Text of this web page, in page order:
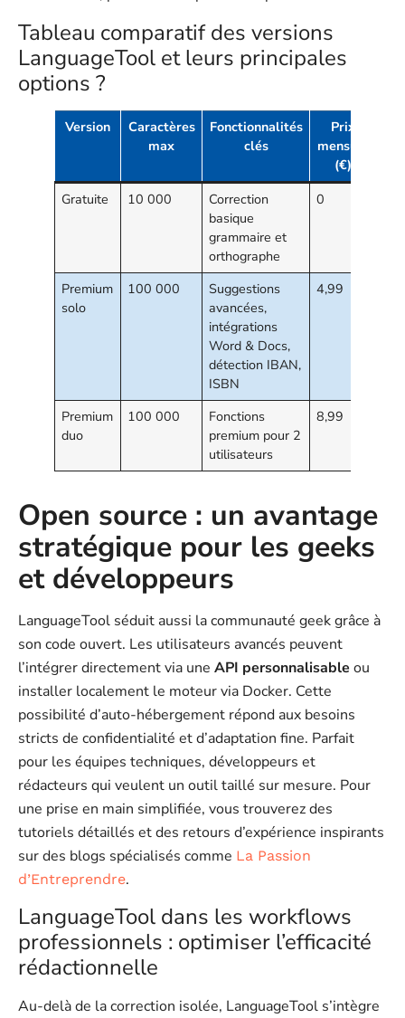
Tableau comparatif des versions
LanguageTool et leurs principales
options ?
Version
Caractères
max
Fonctionnalités
clés
Prix
mensuel
(€)
Gratuite
10 000
Correction
basique
grammaire et
orthographe
0
Premium
solo
100 000
Suggestions
avancées,
intégrations
Word & Docs,
détection IBAN,
ISBN
4,99
Premium
duo
100 000
Fonctions
premium pour 2
utilisateurs
8,99
Open source : un avantage
stratégique pour les geeks
et développeurs
LanguageTool séduit aussi la communauté geek grâce à
son code ouvert. Les utilisateurs avancés peuvent
l’intégrer directement via une API personnalisable ou
installer localement le moteur via Docker. Cette
possibilité d’auto-hébergement répond aux besoins
stricts de confidentialité et d’adaptation fine. Parfait
pour les équipes techniques, développeurs et
rédacteurs qui veulent un outil taillé sur mesure. Pour
une prise en main simplifiée, vous trouverez des
tutoriels détaillés et des retours d’expérience inspirants
sur des blogs spécialisés comme La Passion
d’Entreprendre.
LanguageTool dans les workflows
professionnels : optimiser l’efficacité
rédactionnelle
Au-delà de la correction isolée, LanguageTool s’intègre